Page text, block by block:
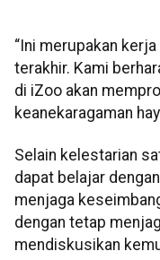
“Ini merupakan
terakhir. Kami
di iZoo akan
keanekaragaman
Selain kelestarian
dapat belajar
menjaga
dengan tetap
mendiskusikan